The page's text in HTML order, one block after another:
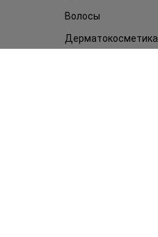
Волосы
Дерматокосметика